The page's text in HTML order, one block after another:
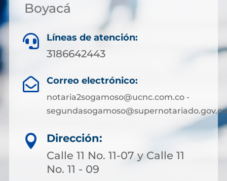
Boyacá
 Líneas de atención:
3186642443
 Correo electrónico:
notaria2sogamoso@ucnc.com.co -
segundasogamoso@supernotariado.gov.co

Dirección:
Calle 11 No. 11-07 y Calle 11
No. 11 - 09